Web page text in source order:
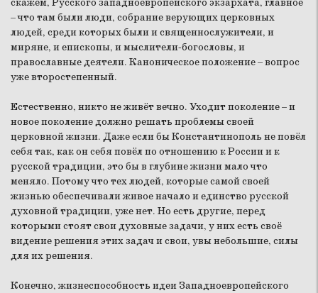
скажем, Русского западноевропейского экзархата, главное
– что там были люди, собрание верующих церковных
людей, среди которых были и священнослужители, и
миряне, и епископы, и мыслители-богословы, и
православные деятели. Каноническое положение – вопрос
уже второстепенный.
Естественно, никто не живёт вечно. Уходит поколение – и
новое поколение должно решать проблемы своей
церковной жизни. Даже если бы Константинополь не повёл
себя так, как он себя повёл по отношению к России и к
русской традиции, это бы в глубине жизни мало что
меняло. Потому что тех людей, которые самой своей
жизнью обеспечивали живое начало и единство русской
духовной традиции, уже нет. Но есть другие, перед
которыми стоят свои духовные задачи, у них есть своё
видение решения этих задач и свои, увы небольшие, силы
для их решения.
Конечно, жизнеспособность идеи Западноевропейского